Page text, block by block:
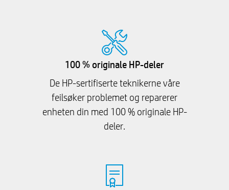
100 % originale HP-deler
De HP-sertifiserte teknikerne våre
feilsøker problemet og reparerer
enheten din med 100 % originale HP-
deler.